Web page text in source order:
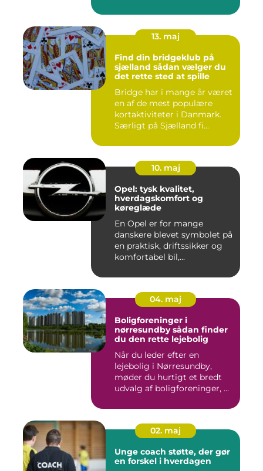
13. maj
Find din bridgeklub på
sjælland sådan vælger du
det rette sted at spille
Bridge har i mange år været
en af de mest populære
kortaktiviteter i Danmark.
Særligt på Sjælland fi...
10. maj
Opel: tysk kvalitet,
hverdagskomfort og
køreglæde
En Opel er for mange
danskere blevet symbolet på
en praktisk, driftssikker og
komfortabel bil,...
04. maj
Boligforeninger i
nørresundby sådan finder
du den rette lejebolig
Når du leder efter en
lejebolig i Nørresundby,
møder du hurtigt et bredt
udvalg af boligforeninger, ...
02. maj
Unge coach støtte, der gør
en forskel i hverdagen